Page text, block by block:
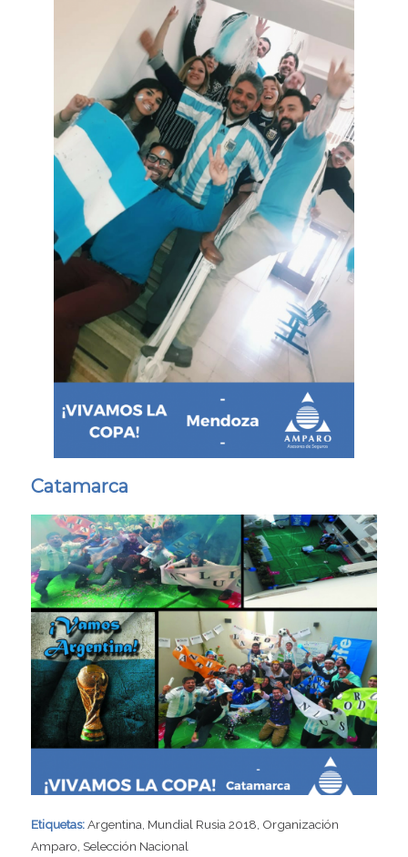
Catamarca
Etiquetas: Argentina Mundial Rusia 2018 Organización
Amparo Selección Nacional